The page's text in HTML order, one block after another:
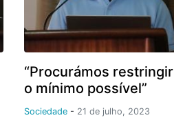
“Procurámos restringir
o mínimo possível”
Sociedade - 21 de julho, 2023